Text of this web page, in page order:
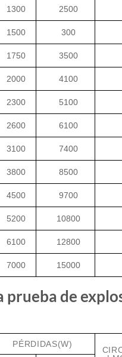
1300 2500
1500 300
1750 3500
2000 4100
2300 5100
2600 6100
3100 7400
3800 8500
4500 9700
5200 10800
6100 12800
7000 15000
de
PÉRDIDAS(W)